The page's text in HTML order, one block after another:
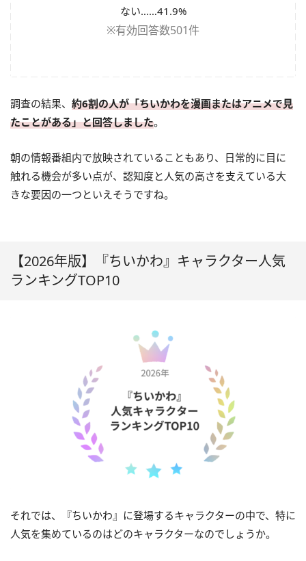
ない……41.9%
※有効回答数501件
調査の結果、 約6割の人が「ちいかわを漫画またはアニメで見
たことがある」と回答しました。
朝の情報番組内で放映されていることもあり、日常的に目に
触れる機会が多い点が、認知度と人気の高さを支えている大
きな要因の一つといえそうですね。
【2026年版】『ちいかわ』キャラクター人気
ランキングTOP10
それでは、『ちいかわ』に登場するキャラクターの中で、特に
人気を集めているのはどのキャラクターなのでしょうか。